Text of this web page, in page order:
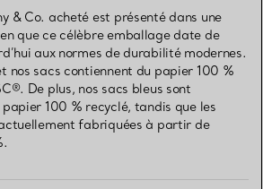
& Co. acheté est présenté dans une
que ce célèbre emballage date de
aux normes de durabilité modernes.
nos sacs contiennent du papier 100 %
De plus, nos sacs bleus sont
100 % recyclé, tandis que les
fabriquées à partir de